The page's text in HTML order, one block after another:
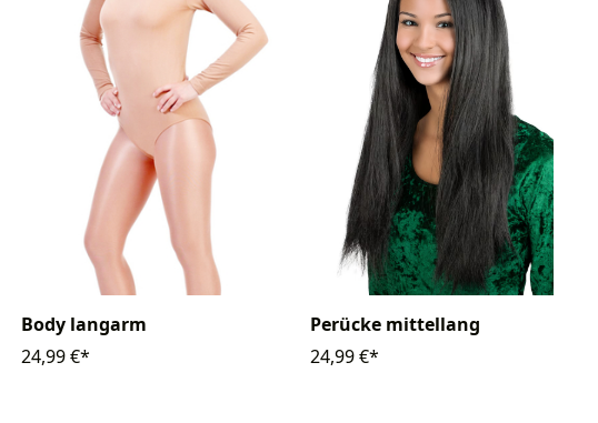
Body langarm
24,99 €*
Perücke mittellang
24,99 €*